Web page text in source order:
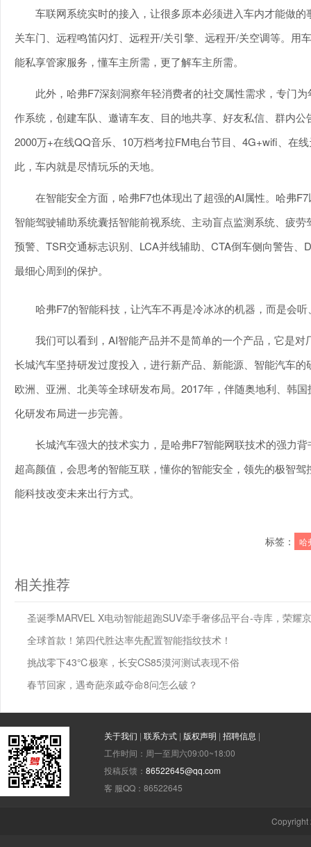
车联网系统实时的接入，让很多原本必须进入车内才能做
关车门、远程鸣笛闪灯、远程开/关引擎、远程开/关空调等。用
能私享管家服务，懂车主所需，更了解车主所需。
此外，哈弗F7深刻洞察年轻消费者的社交属性需求，专门
作系统，创建车队、邀请车友、目的地共享、好友私信、群内
2000万+在线QQ音乐、10万档考拉FM电台节目、4G+wifi、在
此，车内就是尽情玩乐的天地。
在智能安全方面，哈弗F7也体现出了超强的AI属性。哈弗
智能驾驶辅助系统囊括智能前视系统、主动盲点监测系统、疲
预警、TSR交通标志识别、LCA并线辅助、CTA倒车侧向警告
最细心周到的保护。
哈弗F7的智能科技，让汽车不再是冷冰冰的机器，而是会
我们可以看到，AI智能产品并不是简单的一个产品，它是
长城汽车坚持研发过度投入，进行新产品、新能源、智能汽车
欧洲、亚洲、北美等全球研发布局。2017年，伴随奥地利、韩
化研发布局进一步完善。
长城汽车强大的技术实力，是哈弗F7智能网联技术的强力
超高颜值，会思考的智能互联，懂你的智能安全，领先的极智
能科技改变未来出行方式。
标签： 哈
相关推荐
圣诞季MARVEL X电动智能超跑SUV牵手奢侈品平台-寺库，荣耀
全球首款！第四代胜达率先配置智能指纹技术！
挑战零下43℃极寒，长安CS85漠河测试表现不俗
春节回家，遇奇葩亲戚夺命8问怎么破？
关于我们 | 联系方式 | 版权声明 | 招聘信息 |
工作时间：周一至周六09:00~18:00
投稿反馈： 86522645@qq.com
客 服QQ：86522645